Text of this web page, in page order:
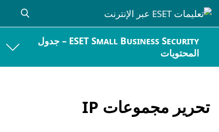
ESET Small Business Security – جدول
المحتويات
تحرير مجموعات IP